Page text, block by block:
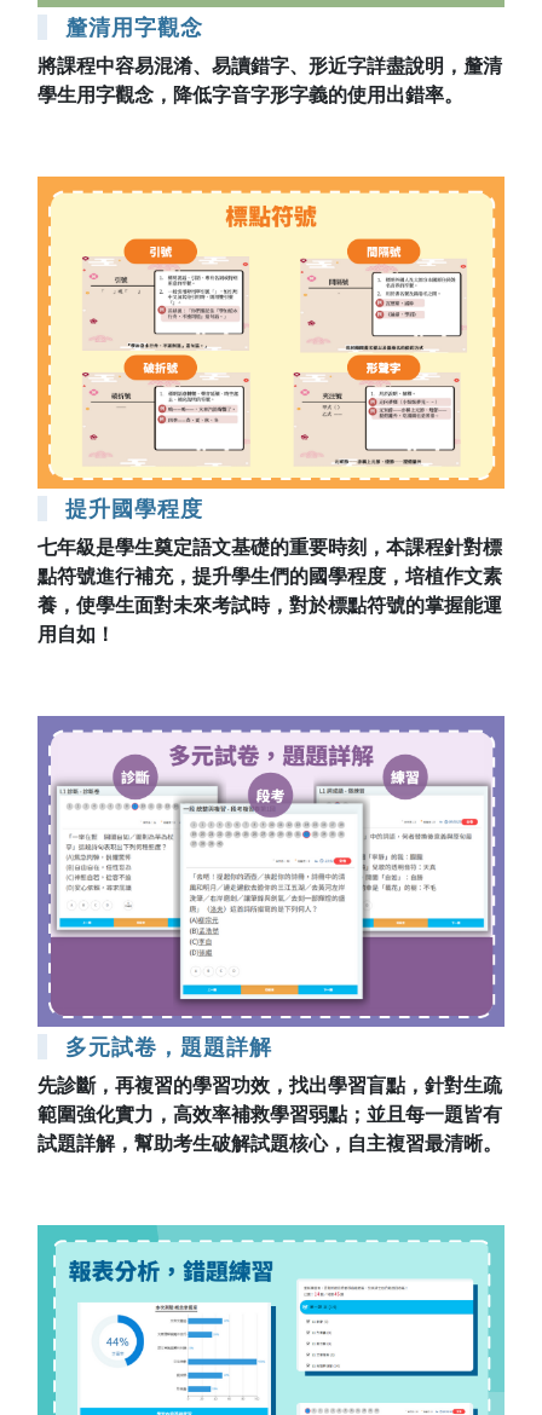
釐清用字觀念
將課程中容易混淆、易讀錯字、形近字詳盡說明，釐清
學生用字觀念，降低字音字形字義的使用出錯率。
提升國學程度
七年級是學生奠定語文基礎的重要時刻，本課程針對標
點符號進行補充，提升學生們的國學程度，培植作文素
養，使學生面對未來考試時，對於標點符號的掌握能運
用自如！
多元試卷，題題詳解
先診斷，再複習的學習功效，找出學習盲點，針對生疏
範圍強化實力，高效率補救學習弱點；並且每一題皆有
試題詳解，幫助考生破解試題核心，自主複習最清晰。